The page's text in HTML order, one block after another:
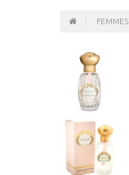
FEMMES